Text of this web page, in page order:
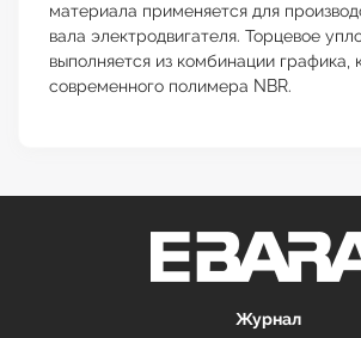
материала применяется для
вала электродвигателя. Торцевое
выполняется из комбинации графика,
современного полимера NBR.
Журнал